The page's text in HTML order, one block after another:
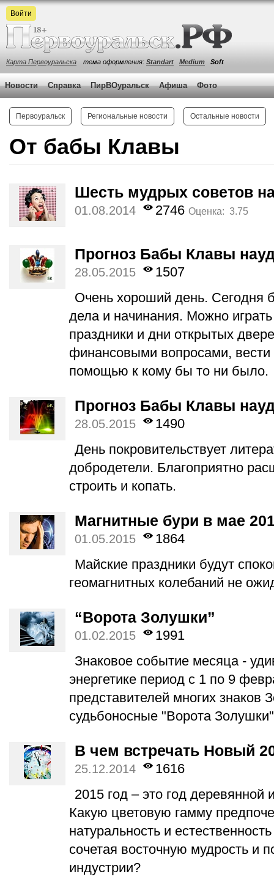
Войти
Карта Первоуральска тема оформления: Standart Medium Soft
Новости Справка ПирВОуральск Афиша Фото
Первоуральск Региональные новости Остальные новости
От бабы Клавы
Шесть мудрых советов
01.08.2014 2746 Оценка: 3.75
Прогноз Бабы Клавы
28.05.2015
1507
Очень хороший день. Сегодня
дела и начинания. Можно
праздники и дни открытых
финансовыми вопросами,
помощью к кому бы то ни было.
Прогноз Бабы Клавы
28.05.2015
1490
День покровительствует
добродетели. Благоприятно
строить и копать.
Магнитные бури в мае
01.05.2015
1864
Майские праздники будут
геомагнитных колебаний не
“Ворота Золушки”
01.02.2015
1991
Знаковое событие месяца -
энергетике период с 1 по 9
представителей многих знаков
судьбоносные "Ворота
В чем встречать Новый
25.12.2014
1616
2015 год – это год
Какую цветовую гамму
натуральность и
сочетая восточную мудрость и
индустрии?